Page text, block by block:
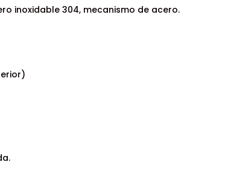
inoxidable 304, mecanismo de acero.